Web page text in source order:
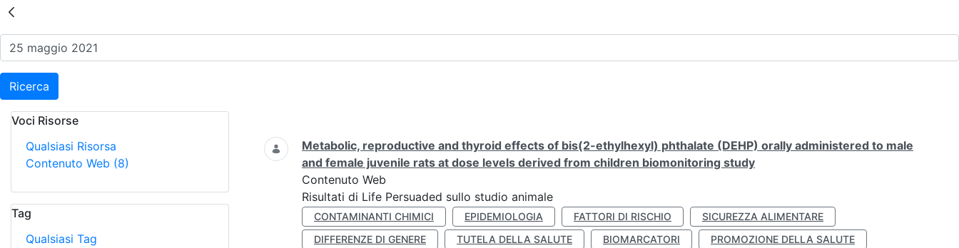
Risultati della Ricerca - Eventi
Ricerca
Voci Risorse
Qualsiasi Risorsa
Contenuto Web (8)
Tag
Qualsiasi Tag
Ricerca
Metabolic, reproductive and thyroid effects of bis(2-ethylhexyl) phthalate (DEHP) orally administered to male
and female juvenile rats at dose levels derived from children biomonitoring study
Contenuto Web
Risultati di Life Persuaded sullo studio animale
CONTAMINANTI CHIMICI EPIDEMIOLOGIA FATTORI DI RISCHIO
SICUREZZA ALIMENTARE
DIFFERENZE DI GENERE
TUTELA DELLA SALUTE BIOMARCATORI
PROMOZIONE DELLA SALUTE